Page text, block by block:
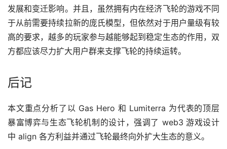
发展和变迁影响。并且，虽然拥有内在经济飞轮的游戏不同
于从前需要持续拉新的庞氏模型，但依然对于用户量级有较
高的要求，越多的玩家参与越能够起到稳定生态的作用，双
方都应该尽力扩大用户群来支撑飞轮的持续运转。
后记
本文重点分析了以 Gas Hero 和 Lumiterra 为代表的顶层
暴富博弈与生态飞轮机制的设计，强调了 web3 游戏设计
中 align 各方利益并通过飞轮最终向外扩大生态的意义。